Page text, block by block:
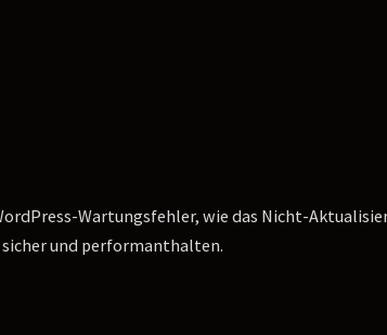
Wartungsfehler, wie das Nicht-
sicher und performanthalten.